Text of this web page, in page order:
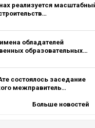
реализуется
обладателей
образовательных…
состоялось заседание
межправитель…
Больше новостей